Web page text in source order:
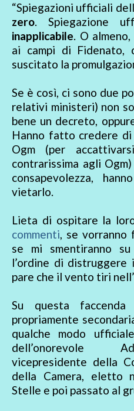
“Spiegazioni ufficiali
zero. Spiegazione
inapplicabile. O
ai campi di Fidenato,
suscitato la
Se è così, ci sono due
relativi ministeri) non
bene un decreto,
Hanno fatto credere
Ogm (per
contrarissima agli
consapevolezza,
vietarlo.
Lieta di ospitare la
commenti, se vorranno
se mi smentiranno
l’ordine di distruggere
pare che il vento tiri
Su questa
propriamente
qualche modo
dell’onorevole
vicepresidente della
della Camera, eletto
Stelle e poi passato al